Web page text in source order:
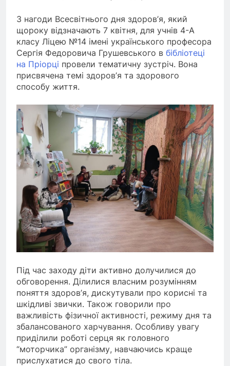
З нагоди Всесвітнього дня здоров’я, який
щороку відзначають 7 квітня, для учнів 4-А
класу Ліцею №14 імені українського професора
Сергія Федоровича Грушевського в бібліотеці
на Пріорці провели тематичну зустріч. Вона
присвячена темі здоров’я та здорового
способу життя.
Під час заходу діти активно долучилися до
обговорення. Ділилися власним розумінням
поняття здоров’я, дискутували про корисні та
шкідливі звички. Також говорили про
важливість фізичної активності, режиму дня та
збалансованого харчування. Особливу увагу
приділили роботі серця як головного
“моторчика” організму, навчаючись краще
прислухатися до свого тіла.